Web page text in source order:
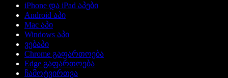
iPhone და iPad აპები
Android აპი
Mac აპი
Windows აპი
ვებაპი
Chrome გაფართოება
Edge გაფართოება
ჩამოტვირთვა